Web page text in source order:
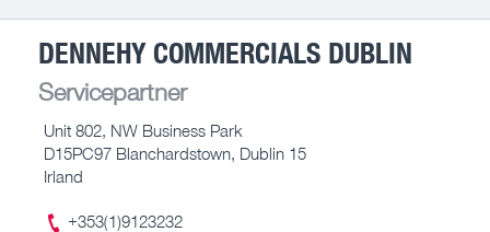
DENNEHY COMMERCIALS DUBLIN
Servicepartner
Unit 802, NW Business Park
D15PC97 Blanchardstown, Dublin 15
Irland
+353(1)9123232